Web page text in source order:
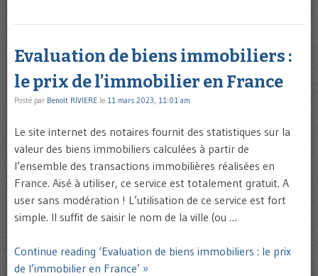
Evaluation de biens immobiliers :
le prix de l’immobilier en France
Posté par Benoît RIVIERE le 11 mars 2023, 11:01 am
Le site internet des notaires fournit des statistiques sur la
valeur des biens immobiliers calculées à partir de
l’ensemble des transactions immobilières réalisées en
France. Aisé à utiliser, ce service est totalement gratuit. A
user sans modération ! L’utilisation de ce service est fort
simple. Il suffit de saisir le nom de la ville (ou …
Continue reading ‘Evaluation de biens immobiliers : le prix
de l’immobilier en France’ »